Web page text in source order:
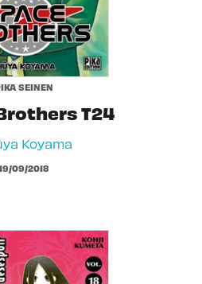
SEINEN
T24
Koyama
19/09/2018